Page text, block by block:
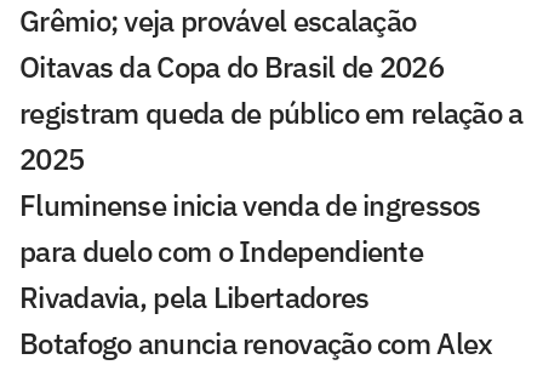
Grêmio; veja provável escalação
Oitavas da Copa do Brasil de 2026
registram queda de público em relação a
2025
Fluminense inicia venda de ingressos
para duelo com o Independiente
Rivadavia, pela Libertadores
Botafogo anuncia renovação com Alex